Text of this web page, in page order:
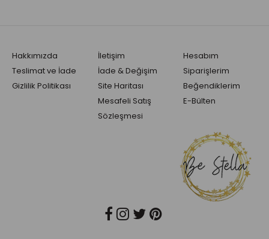
Hakkımızda
Teslimat ve İade
Gizlilik Politikası
İletişim
İade & Değişim
Site Haritası
Mesafeli Satış
Sözleşmesi
Hesabım
Siparişlerim
Beğendiklerim
E-Bülten